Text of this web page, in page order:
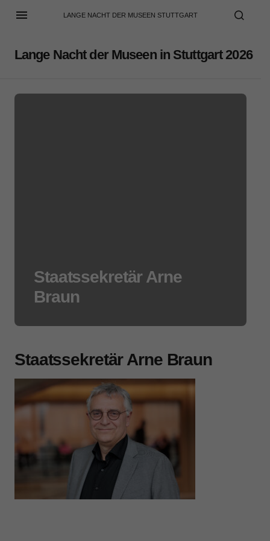
LANGE NACHT DER MUSEEN STUTTGART
Lange Nacht der Museen in Stuttgart 2026
Staatssekretär Arne
Braun
Staatssekretär Arne Braun